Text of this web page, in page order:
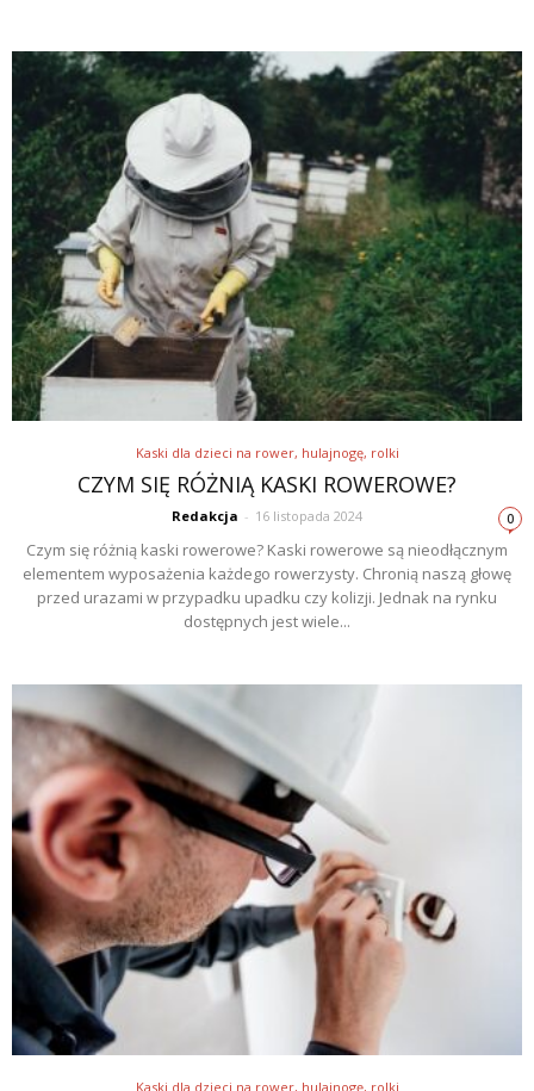
Kaski dla dzieci na rower, hulajnogę, rolki
CZYM SIĘ RÓŻNIĄ KASKI ROWEROWE?
Redakcja - 16 listopada 2024 0
Czym się różnią kaski rowerowe? Kaski rowerowe są nieodłącznym
elementem wyposażenia każdego rowerzysty. Chronią naszą głowę
przed urazami w przypadku upadku czy kolizji. Jednak na rynku
dostępnych jest wiele...
Kaski dla dzieci na rower, hulajnogę, rolki